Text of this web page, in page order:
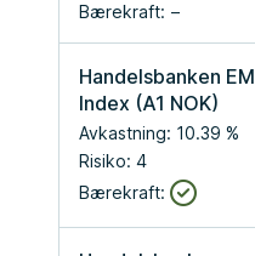
Bærekraft:
Handelsbanken EM
Index (A1 NOK)
Avkastning: 10.39 %
Risiko: 4
Bærekraft: